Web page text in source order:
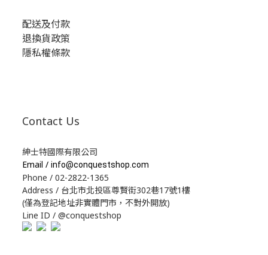
配送及付款
退換貨政策
隱私權條款
Contact Us
紳士特國際有限公司
Email / info@conquestshop.com
Phone / 02-2822-1365
Address / 台北市北投區尊賢街302巷17號1樓
(僅為登記地址非實體門市，不對外開放)
Line ID / @conquestshop